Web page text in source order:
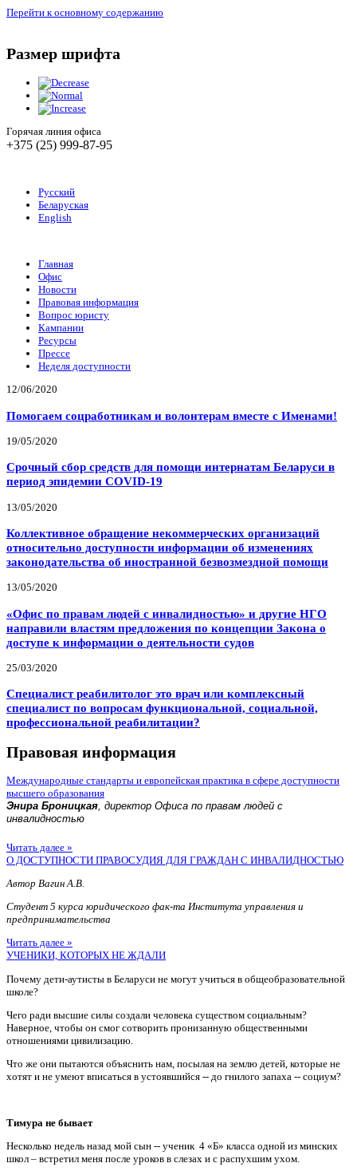
Перейти к основному содержанию
Размер шрифта
Горячая линия офиса
+375 (25) 999-87-95
Русский
Беларуская
English
Главная
Офис
Новости
Правовая информация
Вопрос юристу
Кампании
Ресурсы
Прессе
Неделя доступности
12/06/2020
Помогаем соцработникам и волонтерам вместе с Именами!
19/05/2020
Срочный сбор средств для помощи интернатам Беларуси в
период эпидемии COVID-19
13/05/2020
Коллективное обращение некоммерческих организаций
относительно доступности информации об изменениях
законодательства об иностранной безвозмездной помощи
13/05/2020
«Офис по правам людей с инвалидностью» и другие НГО
направили властям предложения по концепции Закона о
доступе к информации о деятельности судов
25/03/2020
Специалист реабилитолог это врач или комплексный
специалист по вопросам функциональной, социальной,
профессиональной реабилитации?
Правовая информация
Международные стандарты и европейская практика в сфере доступности
высшего образования
Энира Броницкая, директор Офиса по правам людей с
инвалидностью
Читать далее »
О ДОСТУПНОСТИ ПРАВОСУДИЯ ДЛЯ ГРАЖДАН С ИНВАЛИДНОСТЬЮ
Автор Вагин А.В.
Студент 5 курса юридического фак-та Института управления и
предпринимательства
Читать далее »
УЧЕНИКИ, КОТОРЫХ НЕ ЖДАЛИ
Почему дети-аутисты в Беларуси не могут учиться в общеобразовательной
школе?
Чего ради высшие силы создали человека существом социальным?
Наверное, чтобы он смог сотворить пронизанную общественными
отношениями цивилизацию.
Что же они пытаются объяснить нам, посылая на землю детей, которые не
хотят и не умеют вписаться в устоявшийся -- до гнилого запаха -- социум?
Тимура не бывает
Несколько недель назад мой сын -- ученик 4 «Б» класса одной из минских
школ – встретил меня после уроков в слезах и с распухшим ухом.